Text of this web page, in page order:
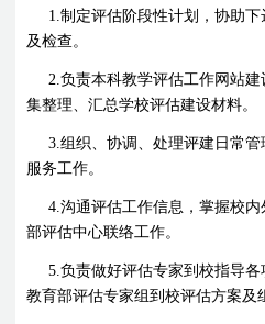
1.制定评估阶段性计划，协助
及检查。
2.负责本科教学评估工作网站
集整理、汇总学校评估建设材料。
3.组织、协调、处理评建日常
服务工作。
4.沟通评估工作信息，掌握校
部评估中心联络工作。
5.负责做好评估专家到校指导
教育部评估专家组到校评估方案及